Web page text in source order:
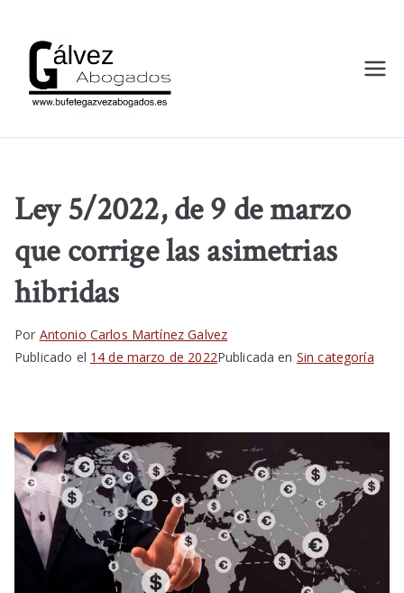
bufetegalv
ezabogado
s.es
Despacho de Abogados en
Ley 5/2022, de 9 de marzo
que corrige las asimetrias
hibridas
Por Antonio Carlos Martínez Galvez
Publicado el 14 de marzo de 2022Publicada en Sin categoría